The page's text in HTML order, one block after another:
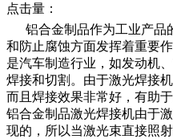
点击量：
铝合金制品作为工业产品
和防止腐蚀方面发挥着重要
是汽车制造行业，如发动机
焊接和切割。由于激光焊接
而且焊接效果非常好，有助
铝合金制品激光焊接机由于
现的，所以当激光束直接照